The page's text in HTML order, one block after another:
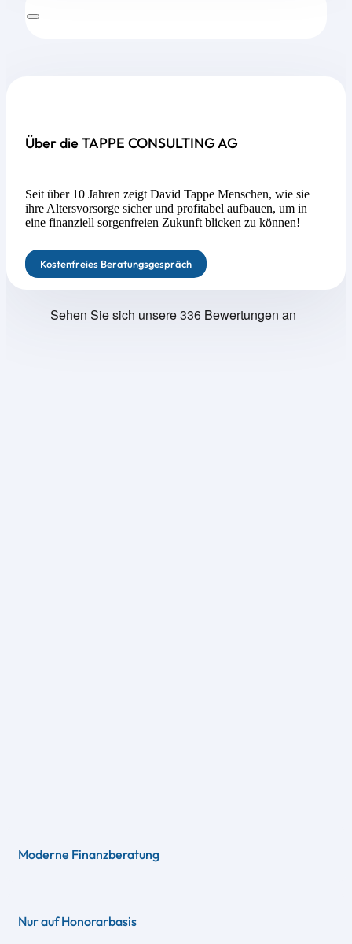
Über die TAPPE CONSULTING AG
Seit über 10 Jahren zeigt David Tappe Menschen, wie sie
ihre Altersvorsorge sicher und profitabel aufbauen, um in
eine finanziell sorgenfreien Zukunft blicken zu können!
Kostenfreies Beratungsgespräch
Moderne Finanzberatung
Nur auf Honorarbasis